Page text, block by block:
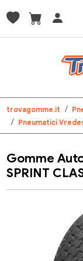
trovagomme.it
Pneumatici
Gomme
SPRINT